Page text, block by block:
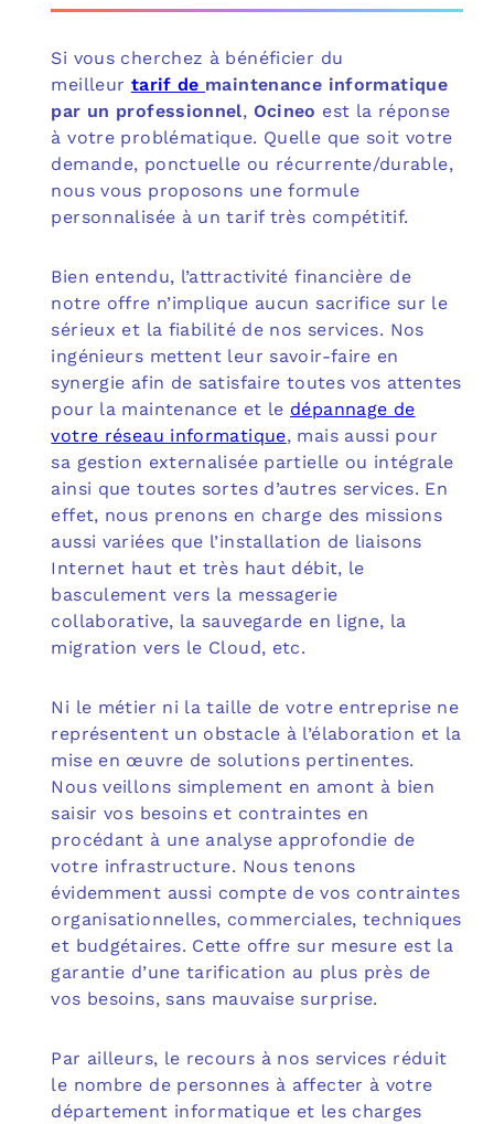
Si vous cherchez à bénéficier du
meilleur tarif de maintenance informatique
par un professionnel, Ocineo est la réponse
à votre problématique. Quelle que soit votre
demande, ponctuelle ou récurrente/durable,
nous vous proposons une formule
personnalisée à un tarif très compétitif.
Bien entendu, l’attractivité financière de
notre offre n’implique aucun sacrifice sur le
sérieux et la fiabilité de nos services. Nos
ingénieurs mettent leur savoir-faire en
synergie afin de satisfaire toutes vos attentes
pour la maintenance et le dépannage de
votre réseau informatique, mais aussi pour
sa gestion externalisée partielle ou intégrale
ainsi que toutes sortes d’autres services. En
effet, nous prenons en charge des missions
aussi variées que l’installation de liaisons
Internet haut et très haut débit, le
basculement vers la messagerie
collaborative, la sauvegarde en ligne, la
migration vers le Cloud, etc.
Ni le métier ni la taille de votre entreprise ne
représentent un obstacle à l’élaboration et la
mise en œuvre de solutions pertinentes.
Nous veillons simplement en amont à bien
saisir vos besoins et contraintes en
procédant à une analyse approfondie de
votre infrastructure. Nous tenons
évidemment aussi compte de vos contraintes
organisationnelles, commerciales, techniques
et budgétaires. Cette offre sur mesure est la
garantie d’une tarification au plus près de
vos besoins, sans mauvaise surprise.
Par ailleurs, le recours à nos services réduit
le nombre de personnes à affecter à votre
département informatique et les charges